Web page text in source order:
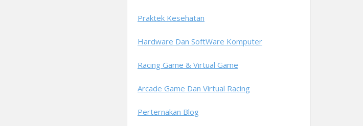
Praktek Kesehatan
Hardware Dan SoftWare Komputer
Racing Game & Virtual Game
Arcade Game Dan Virtual Racing
Perternakan Blog